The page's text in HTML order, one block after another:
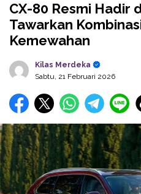
CX-80 Resmi Hadir
Tawarkan
Kemewahan
Kilas Merdeka
Sabtu, 21 Februari 2026